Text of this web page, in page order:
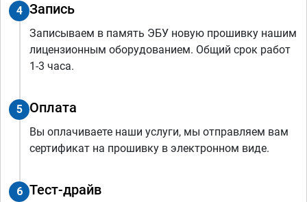
4 Запись
Записываем в память ЭБУ новую прошивку нашим
лицензионным оборудованием. Общий срок работ
1-3 часа.
5 Оплата
Вы оплачиваете наши услуги, мы отправляем вам
сертификат на прошивку в электронном виде.
6 Тест-драйв